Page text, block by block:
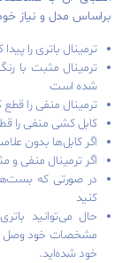
براساس مدل و نیاز
ترمینال باتری را پیدا
ترمینال مثبت با
شده است
ترمینال منفی را قطع
کابل کشی منفی را
اگر کابل‌ها بدون
اگر ترمینال منفی
در صورتی که
کنید
حال می‌توانید
مشخصات خود وصل
خود شده‌اید.